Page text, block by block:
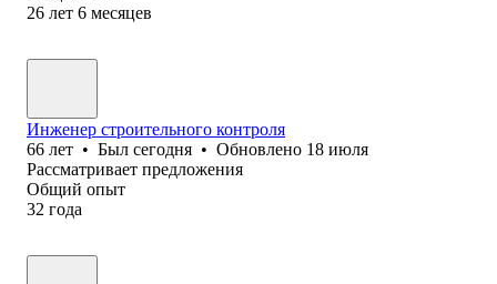
26 лет 6 месяцев
Инженер строительного контроля
66 лет • Был сегодня • Обновлено 18 июля
Рассматривает предложения
Общий опыт
32 года